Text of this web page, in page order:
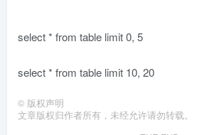
select * from table limit 0, 5
select * from table limit 10, 20
© 版权声明
文章版权归作者所有，未经允许请勿转载。